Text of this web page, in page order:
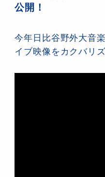
公開！
今年日比谷野外大音
イブ映像をカクバリ